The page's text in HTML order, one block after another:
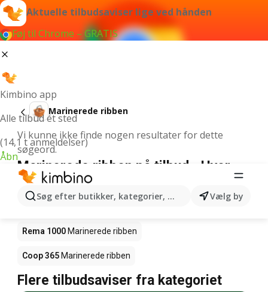
Aktuelle tilbudsaviser lige ved hånden
Føj til Chrome – GRATIS
Kimbino app
Alle tilbud ét sted
(14,1 t anmeldelser)
Åbn
Søg efter butikker, kategorier, produkter...Vælg by
Marinerede ribben
Vi kunne ikke finde nogen resultater for dette
søgeord.
Marinerede ribben på tilbud - Hvor
kan den købes?
Rema 1000 Marinerede ribben
Coop 365 Marinerede ribben
Flere tilbudsaviser fra kategoriet